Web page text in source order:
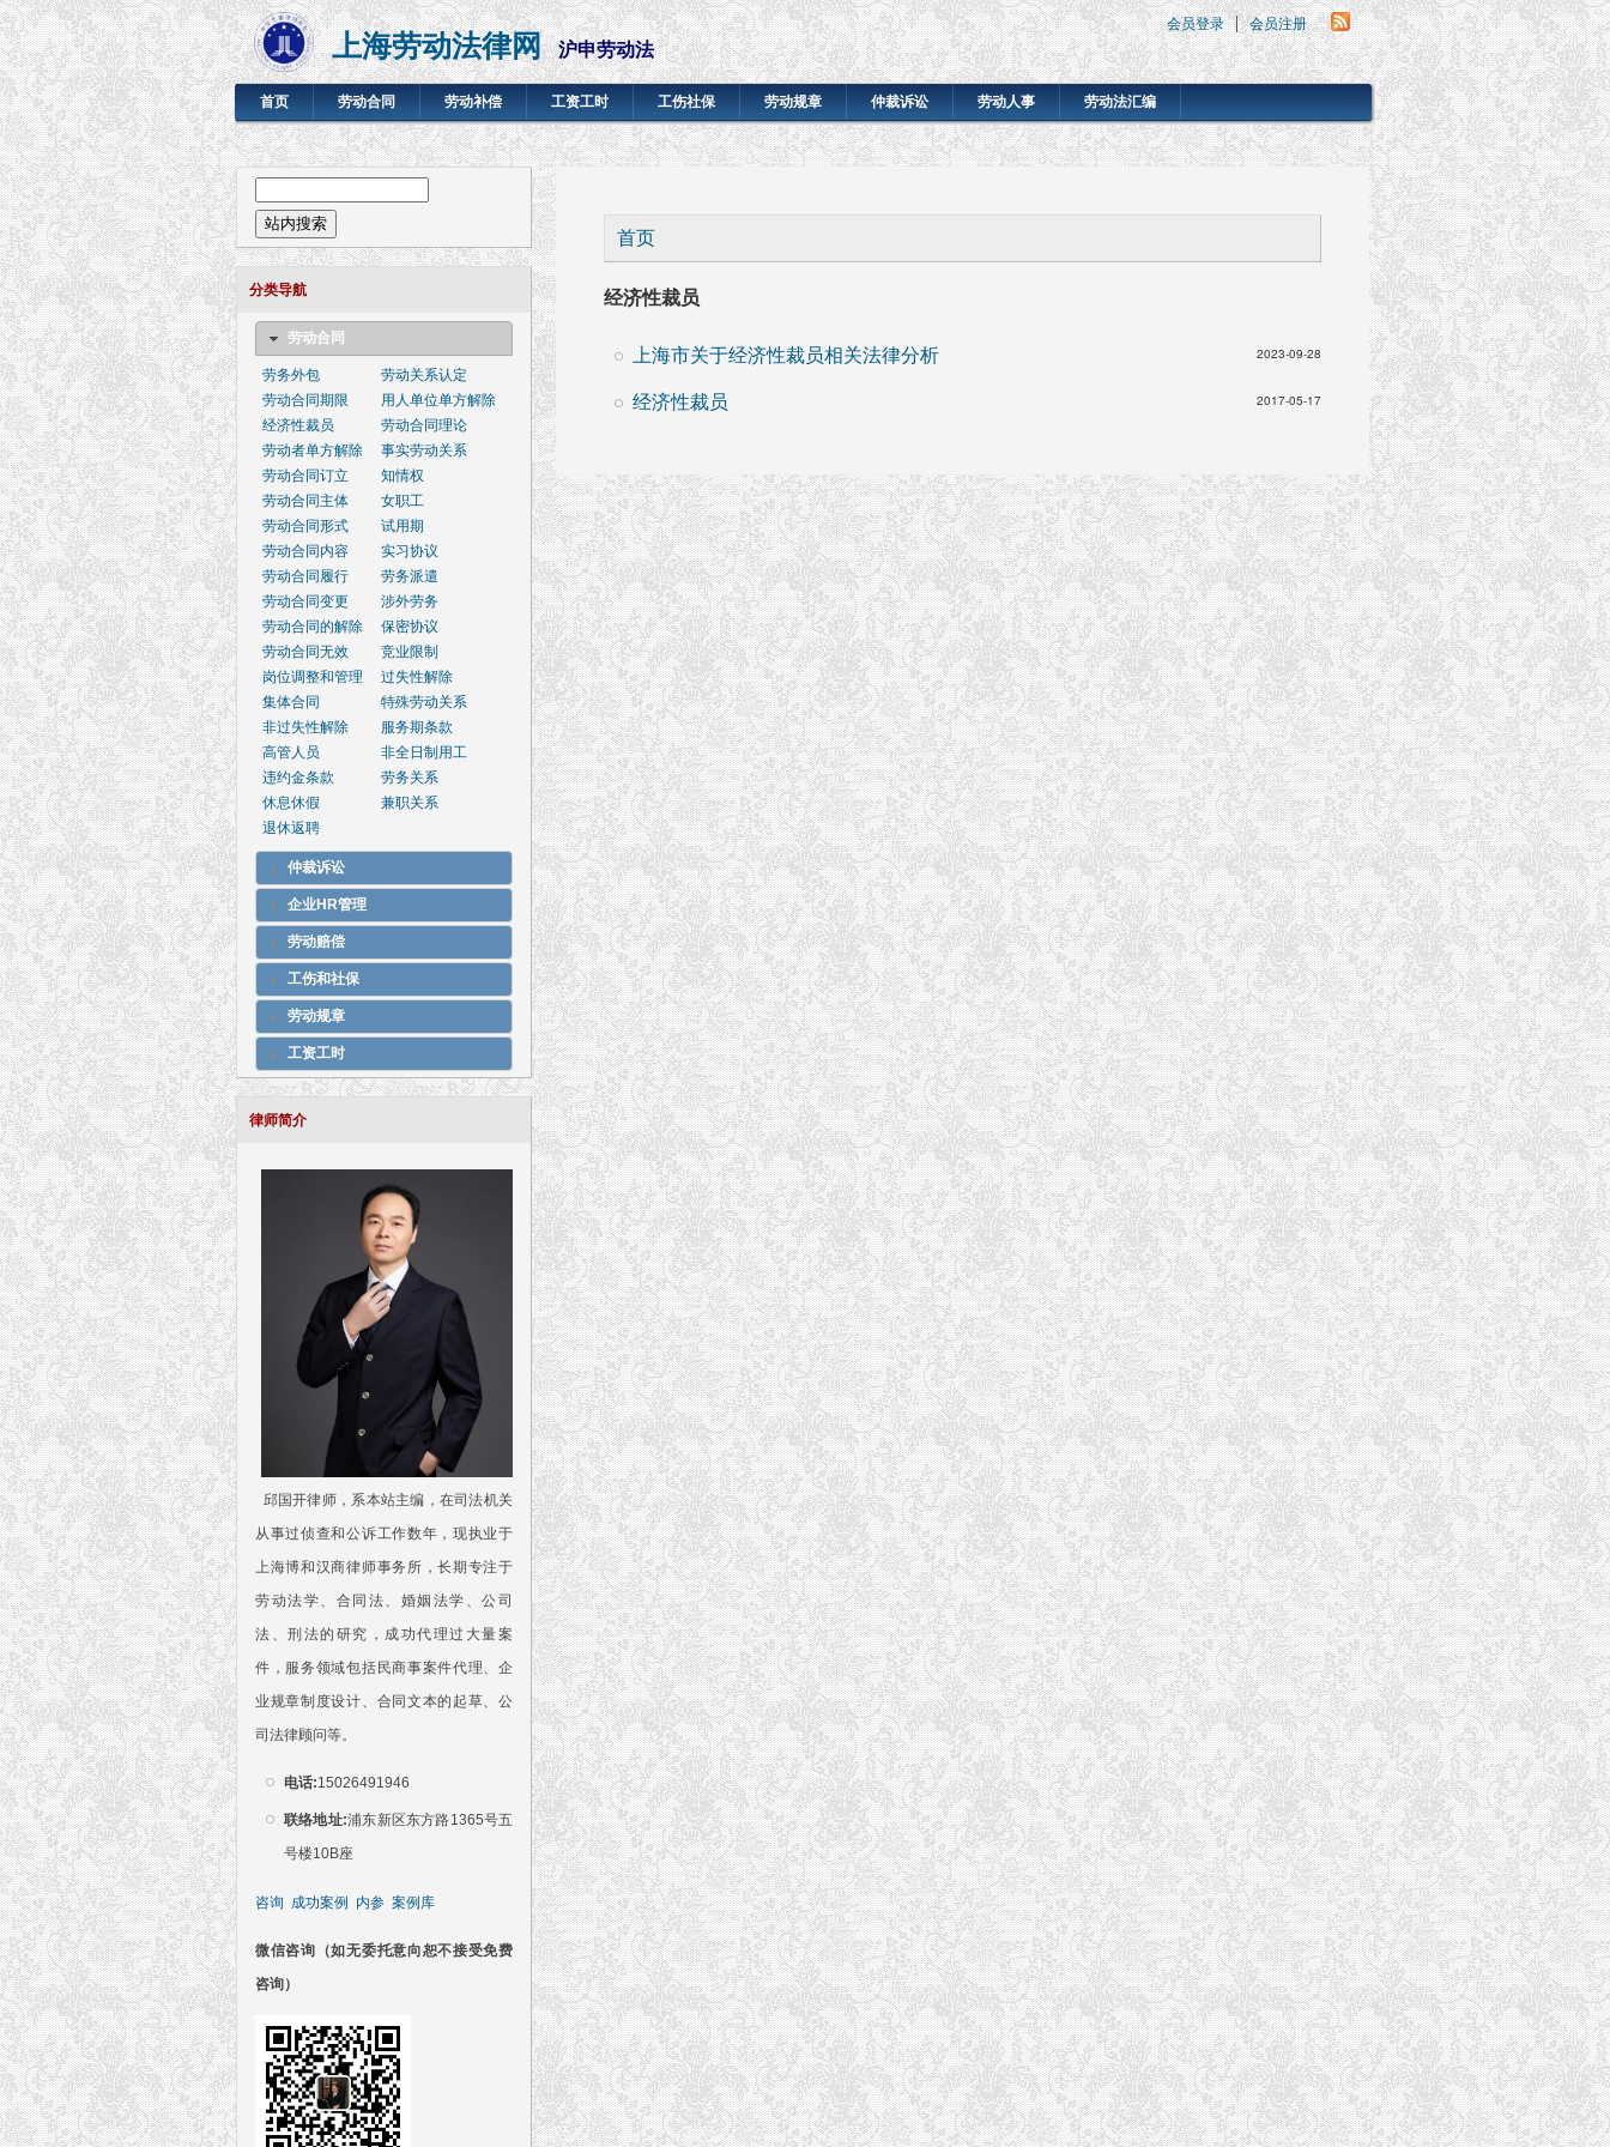
上海劳动法律网 沪申劳动法
会员登录 会员注册
首页 劳动合同 劳动补偿 工资工时 工伤社保 劳动规章 仲裁诉讼 劳动人事 劳动法汇编
分类导航
劳动合同
劳务外包
劳动关系认定
劳动合同期限
用人单位单方解除
经济性裁员
劳动合同理论
劳动者单方解除
事实劳动关系
劳动合同订立
知情权
劳动合同主体
女职工
劳动合同形式
试用期
劳动合同内容
实习协议
劳动合同履行
劳务派遣
劳动合同变更
涉外劳务
劳动合同的解除
保密协议
劳动合同无效
竞业限制
岗位调整和管理
过失性解除
集体合同
特殊劳动关系
非过失性解除
服务期条款
高管人员
非全日制用工
违约金条款
劳务关系
休息休假
兼职关系
退休返聘
仲裁诉讼
企业HR管理
劳动赔偿
工伤和社保
劳动规章
工资工时
律师简介
邱国开律师，系本站主编，在司法机关
从事过侦查和公诉工作数年，现执业于
上海博和汉商律师事务所，长期专注于
劳动法学、合同法、婚姻法学、公司
法、刑法的研究，成功代理过大量案
件，服务领域包括民商事案件代理、企
业规章制度设计、合同文本的起草、公
司法律顾问等。
电话:15026491946
联络地址:浦东新区东方路1365号五
号楼10B座
咨询 成功案例 内参 案例库
微信咨询（如无委托意向恕不接受免费
咨询）
你在这里
首页
经济性裁员
上海市关于经济性裁员相关法律分析 2023-09-28
经济性裁员 2017-05-17